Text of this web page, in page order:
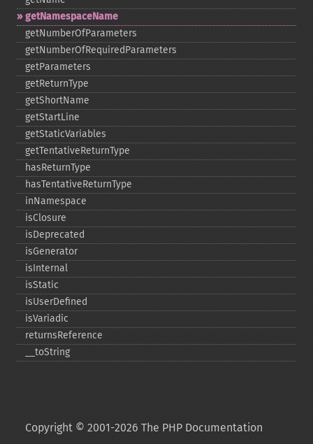
getNamespaceName
getNumberOfParameters
getNumberOfRequiredParameters
getParameters
getReturnType
getShortName
getStartLine
getStaticVariables
getTentativeReturnType
hasReturnType
hasTentativeReturnType
inNamespace
isClosure
isDeprecated
isGenerator
isInternal
isStatic
isUserDefined
isVariadic
returnsReference
_​_​toString
Copyright © 2001-2026 The PHP Documentation